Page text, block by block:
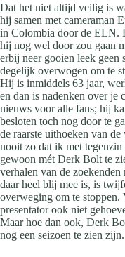
Dat het niet altijd veilig is
hij samen met cameraman
in Colombia door de ELN.
hij nog wel door zou gaan
erbij neer gooien leek
degelijk overwogen om te
Hij is inmiddels 63 jaar,
en dan is nadenken over je
nieuws voor alle fans; hij
besloten toch nog door te
de raarste uithoeken van
nooit zo dat ik met
gewoon mét Derk Bolt te
verhalen van de
daar heel blij mee is, is
overweging om te stoppen.
presentator ook niet
Maar hoe dan ook, Derk
nog een seizoen te zien zijn.